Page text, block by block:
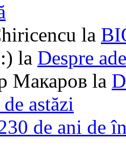
la
la Despre
Макаров la
astăzi
de ani de